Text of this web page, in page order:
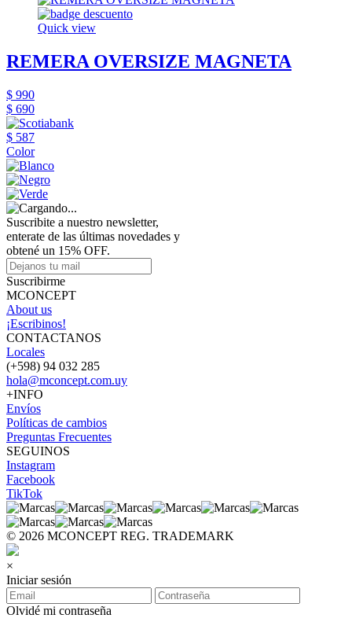
Quick view
REMERA OVERSIZE MAGNETA
$ 990
$ 690
$ 587
Color
Suscribite a nuestro newsletter,
enterate de las últimas novedades y
obtené un 15% OFF.
Suscribirme
MCONCEPT
About us
¡Escribinos!
CONTACTANOS
Locales
(+598) 94 032 285
hola@mconcept.com.uy
+INFO
Envíos
Políticas de cambios
Preguntas Frecuentes
SEGUINOS
Instagram
Facebook
TikTok
© 2026 MCONCEPT REG. TRADEMARK
×
Iniciar sesión
Olvidé mi contraseña